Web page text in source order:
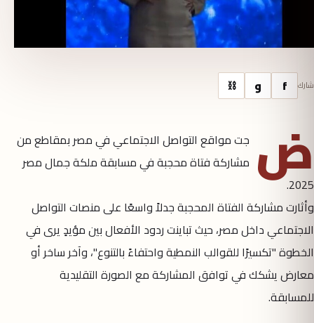
شارك f و ⛓
ض جت مواقع التواصل الاجتماعي في مصر بمقاطع من
مشاركة فتاة محجبة في مسابقة ملكة جمال مصر
2025.
وأثارت مشاركة الفتاة المحجبة جدلاً واسعًا على منصات التواصل
الاجتماعي داخل مصر، حيث تباينت ردود الأفعال بين مؤيدٍ يرى في
الخطوة "تكسيرًا للقوالب النمطية واحتفاءً بالتنوع"، وآخر ساخر أو
معارض يشكك في توافق المشاركة مع الصورة التقليدية
للمسابقة.